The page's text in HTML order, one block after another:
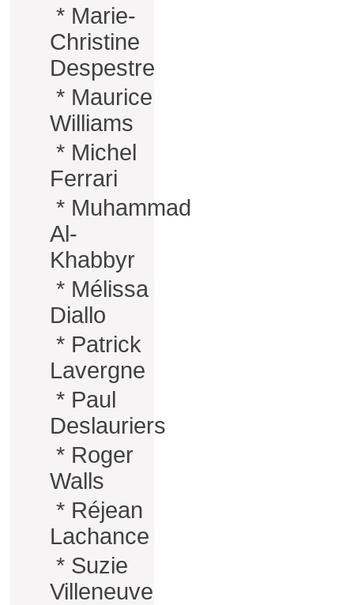
* Marie-
Christine
Despestre
* Maurice
Williams
* Michel
Ferrari
* Muhammad
Al-
Khabbyr
* Mélissa
Diallo
* Patrick
Lavergne
* Paul
Deslauriers
* Roger
Walls
* Réjean
Lachance
* Suzie
Villeneuve